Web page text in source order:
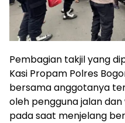
Pembagian takjil yang
Kasi Propam Polres
bersama anggotanya
oleh pengguna jalan
pada saat menjelang